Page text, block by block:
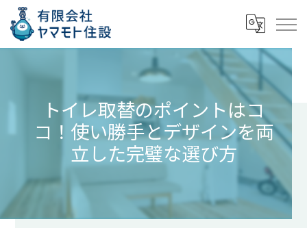
トイレ取替のポイントはコ
コ！使い勝手とデザインを両
立した完璧な選び方